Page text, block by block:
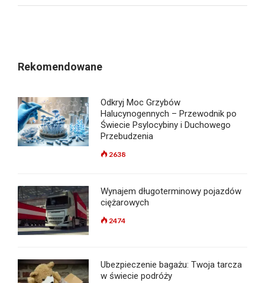
Rekomendowane
Odkryj Moc Grzybów
Halucynogennych – Przewodnik po
Świecie Psylocybiny i Duchowego
Przebudzenia
2638
Wynajem długoterminowy pojazdów
ciężarowych
2474
Ubezpieczenie bagażu: Twoja tarcza
w świecie podróży